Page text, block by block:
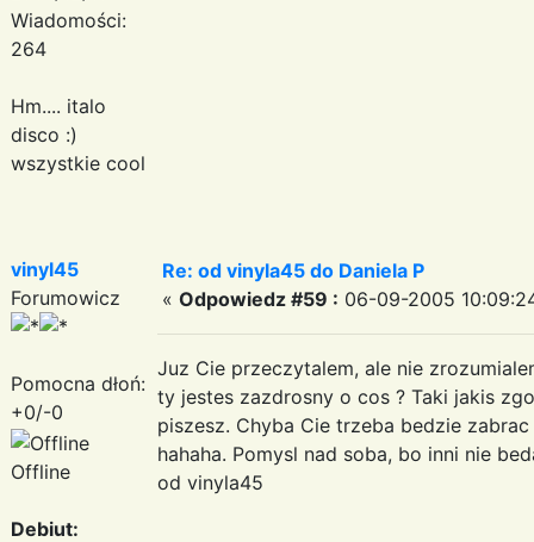
Wiadomości:
264
Hm.... italo
disco :)
wszystkie cool
vinyl45
Forumowicz
Pomocna dłoń:
+0/-0
Offline
Debiut:
Re: od vinyla45 do Daniela P
« Odpowiedz #59 : 06-09-2005
Juz Cie przeczytalem, ale nie
ty jestes zazdrosny o cos ? Taki jakis
piszesz. Chyba Cie trzeba bedzie
hahaha. Pomysl nad soba, bo inni nie
od vinyla45